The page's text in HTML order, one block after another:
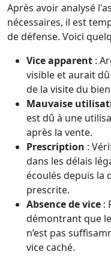
Après avoir analysé
nécessaires, il est
de défense. Voici
Vice apparent :
visible et aurait
de la visite du
Mauvaise
est dû à une
après la vente.
Prescription :
dans les délais
écoulés depuis la
prescrite.
Absence de vice :
démontrant que
n’est pas
vice caché.